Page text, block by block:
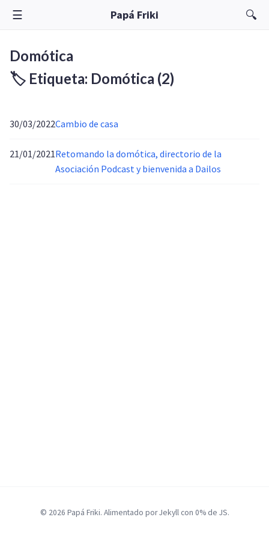
☰ Papá Friki 🔍
Domótica
🏷️ Etiqueta: Domótica (2)
30/03/2022Cambio de casa
21/01/2021Retomando la domótica, directorio de la
Asociación Podcast y bienvenida a Dailos
© 2026 Papá Friki. Alimentado por Jekyll con 0% de JS.